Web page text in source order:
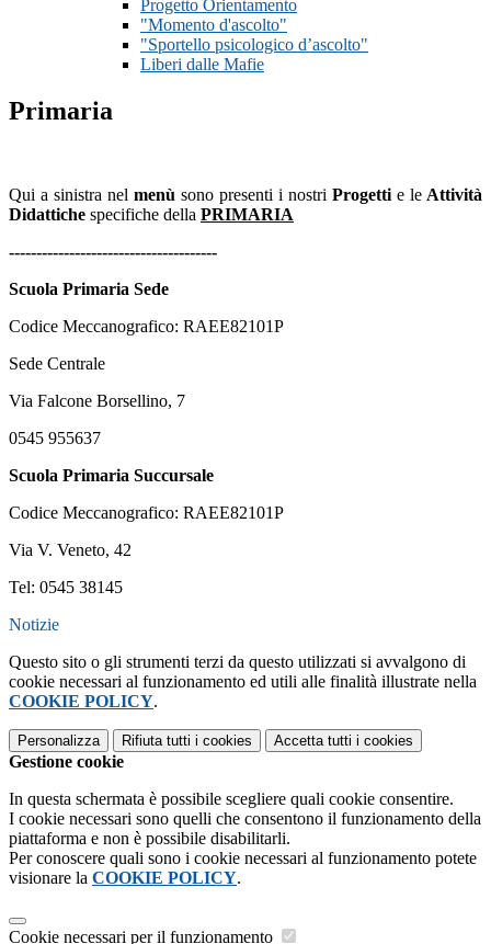
Progetto Orientamento
"Momento d'ascolto"
"Sportello psicologico d’ascolto"
Liberi dalle Mafie
Primaria
Qui a sinistra nel menù sono presenti i nostri Progetti e le Attività
Didattiche specifiche della PRIMARIA
--------------------------------------
Scuola Primaria Sede
Codice Meccanografico: RAEE82101P
Sede Centrale
Via Falcone Borsellino, 7
0545 955637
Scuola Primaria Succursale
Codice Meccanografico: RAEE82101P
Via V. Veneto, 42
Tel: 0545 38145
Notizie
Questo sito o gli strumenti terzi da questo utilizzati si avvalgono di
cookie necessari al funzionamento ed utili alle finalità illustrate nella
COOKIE POLICY.
Personalizza Rifiuta tutti i cookies Accetta tutti i cookies
Gestione cookie
In questa schermata è possibile scegliere quali cookie consentire.
I cookie necessari sono quelli che consentono il funzionamento della
piattaforma e non è possibile disabilitarli.
Per conoscere quali sono i cookie necessari al funzionamento potete
visionare la COOKIE POLICY.
Cookie necessari per il funzionamento